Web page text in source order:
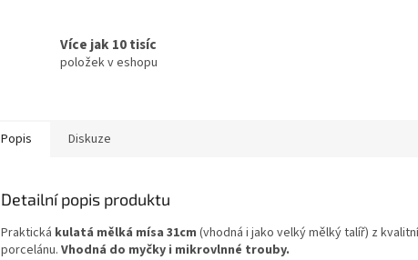
Více jak 10 tisíc
položek v eshopu
Popis Diskuze
Detailní popis produktu
Praktická kulatá mělká mísa 31cm (vhodná i jako velký mělký talíř) z
porcelánu. Vhodná do myčky i mikrovlnné trouby.